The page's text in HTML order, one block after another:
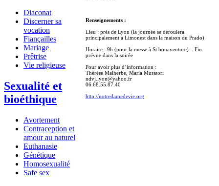
Diaconat
Discerner sa
vocation
Fiançailles
Mariage
Prêtrise
Vie religieuse
Sexualité et
bioéthique
Avortement
Contraception et
amour au naturel
Euthanasie
Génétique
Homosexualité
Safe sex
Renseignements :
Lieu : près de Lyon (la journée se déroulera
principalement à Limonest dans la maison du Prado)
Horaire : 9h (pour la messe à St bonaventure)... Fin
prévue dans la soirée
Pour avoir plus d’information :
Thérèse Malherbe, Maria Muratori
ndvj.lyon@yahoo.fr
06.68.55.87.40
http://notredamedevie.org